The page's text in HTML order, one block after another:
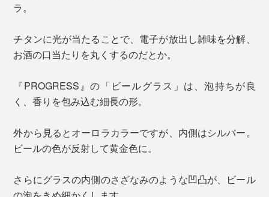
ラ。
チタンに光が当たることで、電子が放出し雑味を分解、
お酒の口当たりを丸くするのだとか。
『PROGRESS』の「ビールグラス」は、泡持ちが良
く、香りを包み込む細長の形。
外から見るとオーロラカラーですが、内側はシルバー。
ビールの色が反射して黄金色に。
さらにグラスの内側のさざなみのような凹凸が、ビール